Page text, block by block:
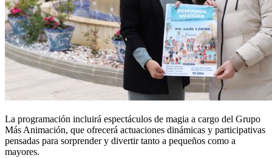
La programación incluirá espectáculos de magia a cargo del Grupo
Más Animación, que ofrecerá actuaciones dinámicas y participativas
pensadas para sorprender y divertir tanto a pequeños como a
mayores.